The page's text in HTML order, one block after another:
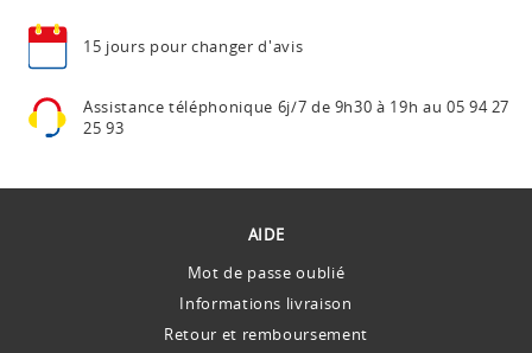
15 jours pour changer d'avis
Assistance téléphonique 6j/7 de 9h30 à 19h au 05 94 27
25 93
AIDE
Mot de passe oublié
Informations livraison
Retour et remboursement